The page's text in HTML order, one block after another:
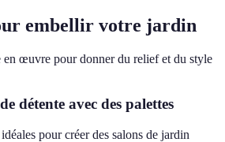
embellir votre jardin
en œuvre pour donner du relief et du style
détente avec des palettes
pour créer des salons de jardin